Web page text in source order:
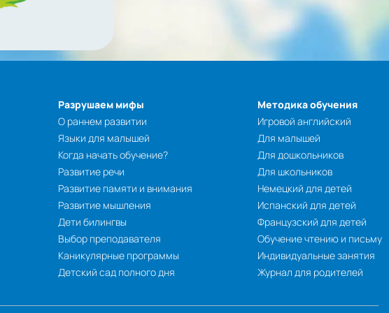
Разрушаем мифы
О раннем развитии
Языки для малышей
Когда начать обучение?
Развитие речи
Развитие памяти и внимания
Развитие мышления
Дети билингвы
Выбор преподавателя
Каникулярные программы
Детский сад полного дня
Методика обучения
Игровой английский
Для малышей
Для дошкольников
Для школьников
Немецкий для детей
Испанский для детей
Французский для детей
Обучение чтению и письму
Индивидуальные занятия
Журнал для родителей